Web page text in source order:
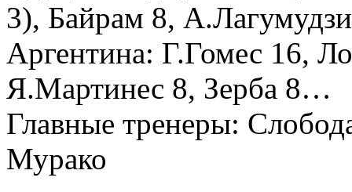
3), Байрам 8,
Аргентина: Г.Гомес 16,
Я.Мартинес 8, Зерба 8…
Главные тренеры:
Мурако